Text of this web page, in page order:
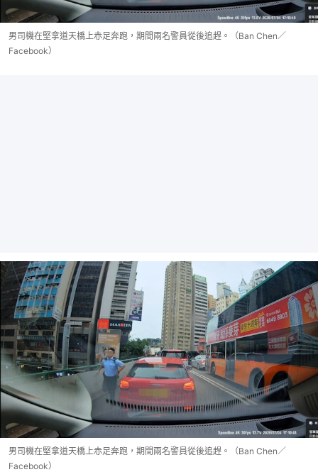
男司機在堅拿道天橋上赤足奔跑，期間兩名警員從後追趕。（Ban Chen／
Facebook）
男司機在堅拿道天橋上赤足奔跑，期間兩名警員從後追趕。（Ban Chen／
Facebook）